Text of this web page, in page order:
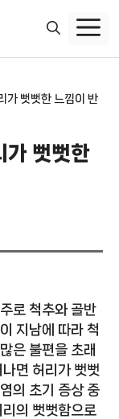
가 뻣뻣한 느낌이 반
가 뻣뻣한
로 척추와 골반
지남에 따라 척
은 불편을 초래
면 허리가 뻣뻣
의 초기 증상 중
의 뻣뻣함으로